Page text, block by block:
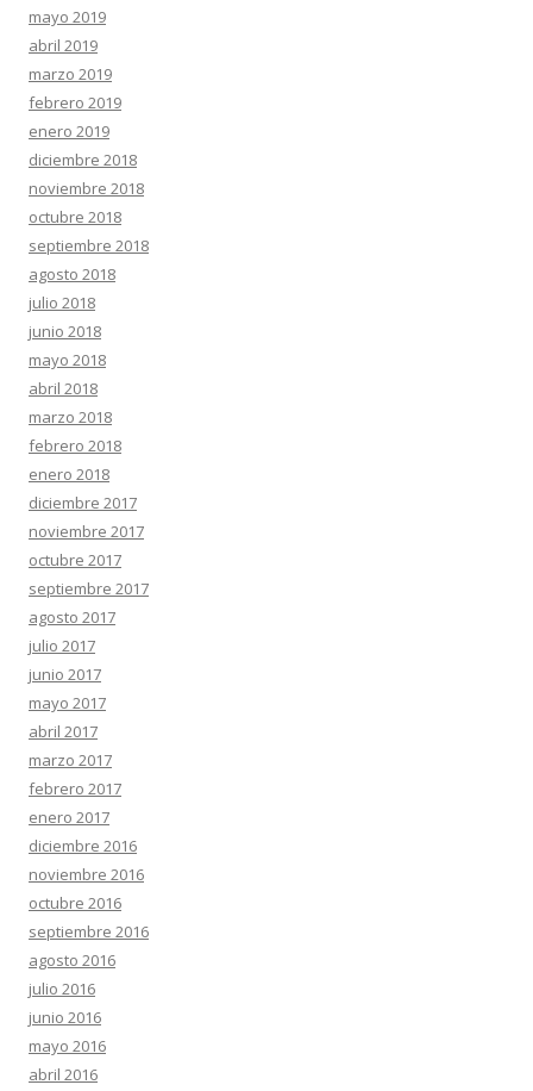
mayo 2019
abril 2019
marzo 2019
febrero 2019
enero 2019
diciembre 2018
noviembre 2018
octubre 2018
septiembre 2018
agosto 2018
julio 2018
junio 2018
mayo 2018
abril 2018
marzo 2018
febrero 2018
enero 2018
diciembre 2017
noviembre 2017
octubre 2017
septiembre 2017
agosto 2017
julio 2017
junio 2017
mayo 2017
abril 2017
marzo 2017
febrero 2017
enero 2017
diciembre 2016
noviembre 2016
octubre 2016
septiembre 2016
agosto 2016
julio 2016
junio 2016
mayo 2016
abril 2016